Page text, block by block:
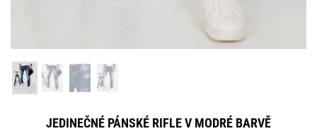
JEDINEČNÉ PÁNSKÉ RIFLE V MODRÉ BARVĚ